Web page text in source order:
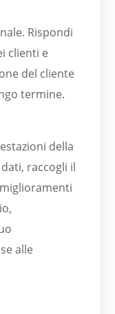
Rispondi
clienti e
del cliente
termine.
della
raccogli il
alle